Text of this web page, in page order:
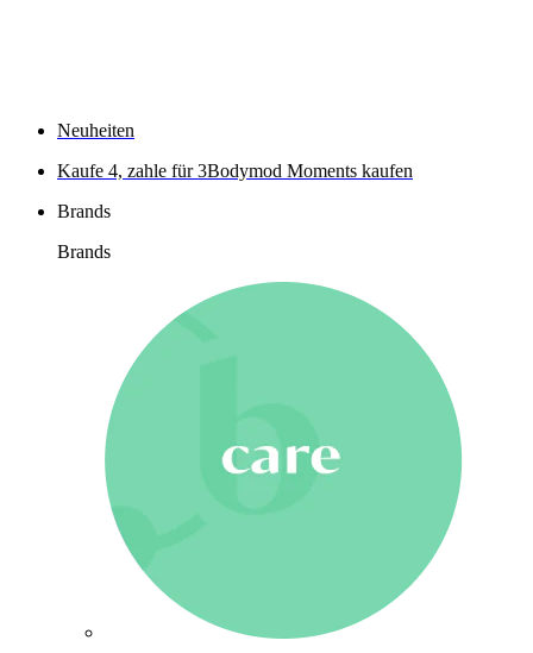
Neuheiten
Kaufe 4, zahle für 3Bodymod Moments kaufen
Brands
Brands